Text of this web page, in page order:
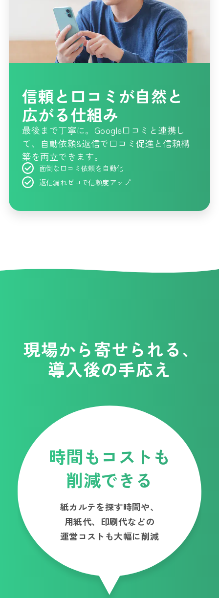
信頼と口コミが自然と
広がる仕組み
最後まで丁寧に。Google口コミと連携し
て、自動依頼&返信で口コミ促進と信頼構
築を両立できます。
面倒な口コミ依頼を自動化
返信漏れゼロで信頼度アップ
現場から寄せられる、
導入後の手応え
時間もコストも
削減できる
紙カルテを探す時間や、
用紙代、印刷代などの
運営コストも大幅に削減